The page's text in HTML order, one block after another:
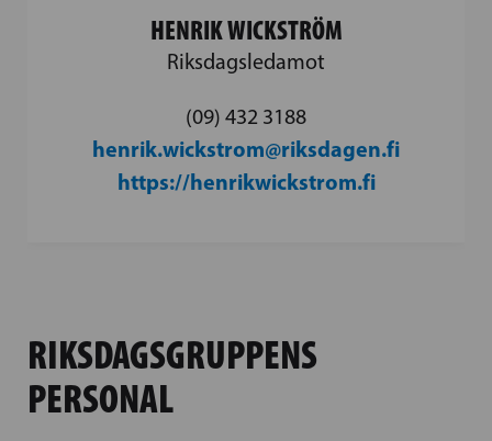
HENRIK WICKSTRÖM
Riksdagsledamot
(09) 432 3188
henrik.wickstrom@riksdagen.fi
https://henrikwickstrom.fi
RIKSDAGSGRUPPENS
PERSONAL